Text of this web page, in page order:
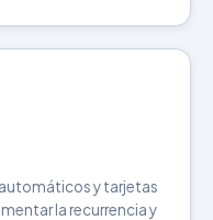
y tarjetas
la recurrencia y